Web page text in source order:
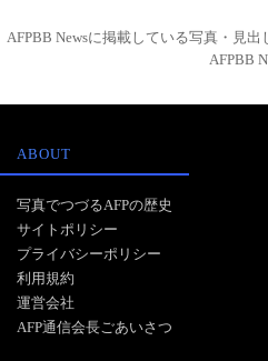
AFPBB Newsに掲載している写真・見
AFPBB
ABOUT
写真でつづるAFPの歴史
サイトポリシー
プライバシーポリシー
利用規約
運営会社
AFP通信会長ごあいさつ